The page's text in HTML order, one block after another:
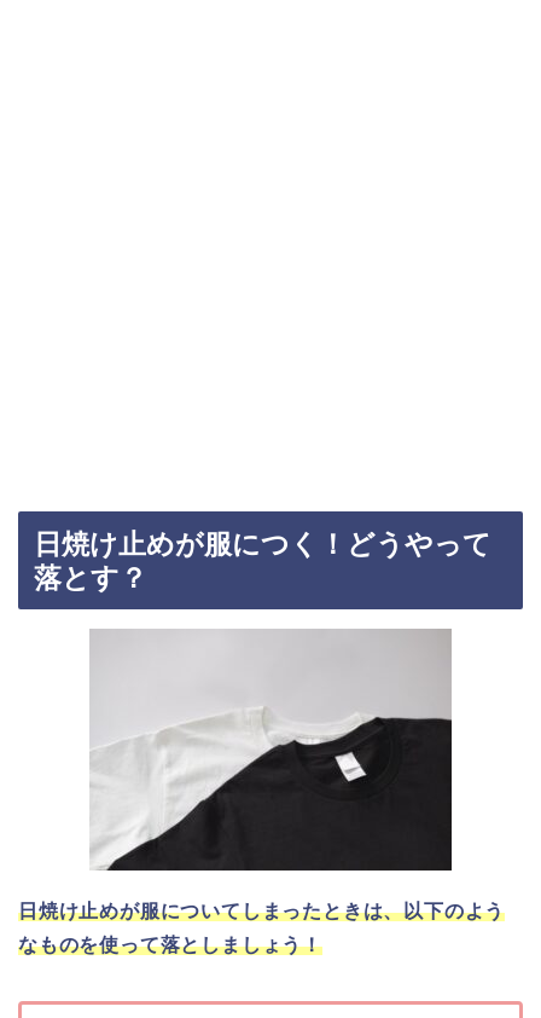
日焼け止めが服につく！どうやって
落とす？
日焼け止めが服についてしまったときは、以下のよう
なものを使って落としましょう！